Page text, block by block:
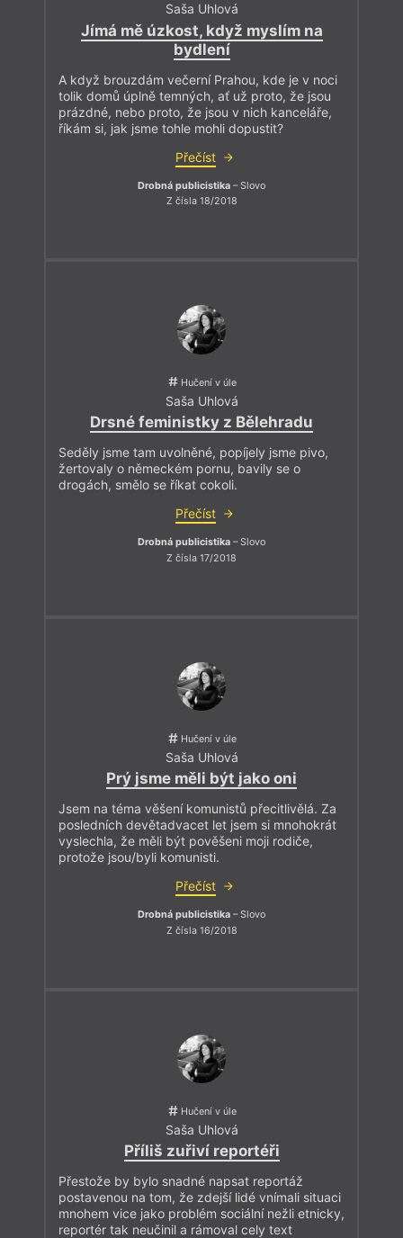
Saša Uhlová
Jímá mě úzkost, když myslím na
bydlení
A když brouzdám večerní Prahou, kde je v noci
tolik domů úplně temných, ať už proto, že jsou
prázdné, nebo proto, že jsou v nich kanceláře,
říkám si, jak jsme tohle mohli dopustit?
Přečíst
Drobná publicistika – Slovo
Z čísla 18/2018
Hučení v úle
Saša Uhlová
Drsné feministky z Bělehradu
Seděly jsme tam uvolněné, popíjely jsme pivo,
žertovaly o německém pornu, bavily se o
drogách, smělo se říkat cokoli.
Přečíst
Drobná publicistika – Slovo
Z čísla 17/2018
Hučení v úle
Saša Uhlová
Prý jsme měli být jako oni
Jsem na téma věšení komunistů přecitlivělá. Za
posledních devětadvacet let jsem si mnohokrát
vyslechla, že měli být pověšeni moji rodiče,
protože jsou/byli komunisti.
Přečíst
Drobná publicistika – Slovo
Z čísla 16/2018
Hučení v úle
Saša Uhlová
Příliš zuřiví reportéři
Přestože by bylo snadné napsat reportáž
postavenou na tom, že zdejší lidé vnímali situaci
mnohem vice jako problém sociální nežli etnicky,
reportér tak neučinil a rámoval cely text